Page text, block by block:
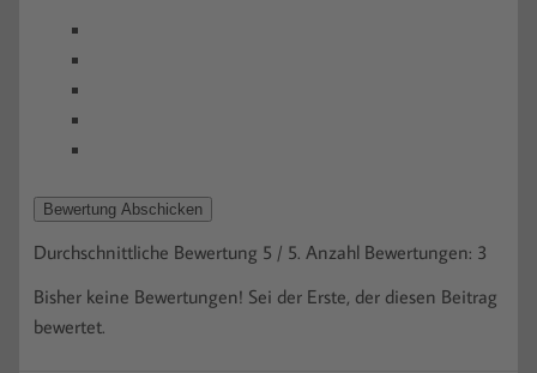
Bewertung Abschicken
Durchschnittliche Bewertung 5 / 5. Anzahl Bewertungen: 3
Bisher keine Bewertungen! Sei der Erste, der diesen Beitrag
bewertet.